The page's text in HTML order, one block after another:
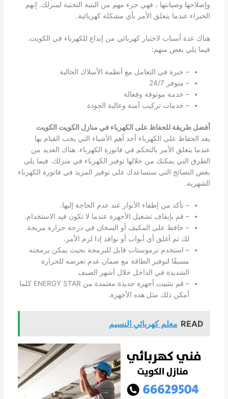
وإصلاحها وصيانتها ، فهي جزء مهم من البنية التحتية لمنزلك. إنهم
الخبراء عندما يتعلق الأمر بأي مشكلة كهربائية.
هناك عدة أسباب لاختيار كهربائي من إبداع للكهرباء في الكويت.
فيما يلي بعض منهم:
– خبرة في التعامل مع أنظمة الأسلاك الحالية
– متوفر 24/7
– خدمة موثوقة وفعالة
– خدمات تركيب آمنة وعالية الجودة
أفضل طريقة للحفاظ على الكهرباء في منازل الكويت الكويت
يعد الحفاظ على الكهرباء أحد أهم الأشياء التي يجب القيام بها
عندما يتعلق الأمر بالتحكم في فاتورة الكهرباء. هناك العديد من
الطرق التي يمكنك من خلالها توفير الكهرباء في منزلك. فيما يلي
بعض النصائح التي ستساعدك على توفير المزيد في فاتورة الكهرباء
الشهرية.
– تأكد من إطفاء الأنوار عند عدم الحاجة إليها.
– قم بإيقاف تشغيل الأجهزة عندما لا تكون قيد الاستخدام.
– حافظ على المكيف أو السخان في درجة حرارة مريحة
لك ثم أغلق أي أبواب أو نوافذ إذا لزم الأمر.
– استخدم ترموستات قابل للبرمجة بحيث يمكن برمجته
مسبقًا لتوفير الطاقة مع ضمان عدم تعرضه للحرارة
الشديدة في الداخل خلال أشهر الصيف
– قم بتثبيت أجهزة جديدة معتمدة من ENERGY STAR كلما
أمكن ذلك مثل هذه الأجهزة.
READ معلم كهربائي النسيم